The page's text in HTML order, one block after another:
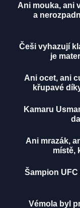
Ani mouka, ani
a
Češi vyhazují
je
Ani ocet, ani
křupavé
Kamaru
Ani mrazák,
místě,
Šampion
Vémola byl